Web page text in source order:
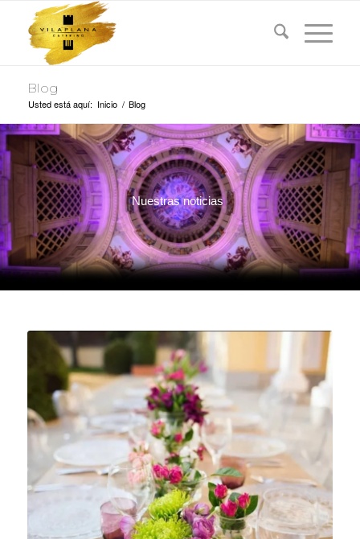
Blog
Usted está aquí: Inicio / Blog
Nuestras noticias